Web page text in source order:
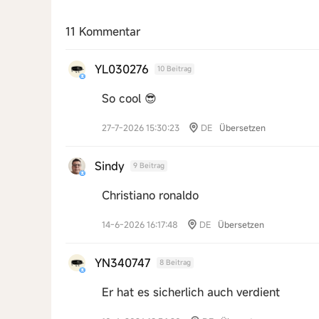
11 Kommentar
YL030276 10 Beitrag
So cool 😎
27-7-2026 15:30:23 DE Übersetzen
Sindy 9 Beitrag
Christiano ronaldo
14-6-2026 16:17:48 DE Übersetzen
YN340747 8 Beitrag
Er hat es sicherlich auch verdient